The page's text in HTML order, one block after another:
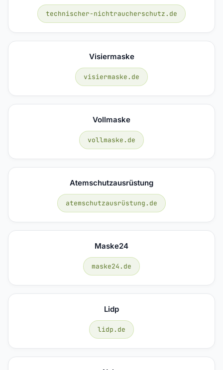
technischer-nichtraucherschutz.de
Visiermaske
visiermaske.de
Vollmaske
vollmaske.de
Atemschutzausrüstung
atemschutzausrüstung.de
Maske24
maske24.de
Lidp
lidp.de